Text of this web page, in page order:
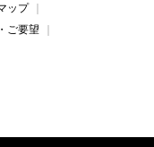
ップ
ご要望